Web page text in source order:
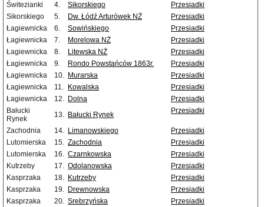
Świtezianki
4. Sikorskiego
Przesiadki
Sikorskiego
5. Dw. Łódź Arturówek NŻ
Przesiadki
Łagiewnicka
6. Sowińskiego
Przesiadki
Łagiewnicka
7. Morelowa NŻ
Przesiadki
Łagiewnicka
8. Litewska NŻ
Przesiadki
Łagiewnicka
9. Rondo Powstańców 1863r.
Przesiadki
Łagiewnicka
10. Murarska
Przesiadki
Łagiewnicka
11. Kowalska
Przesiadki
Łagiewnicka
12. Dolna
Przesiadki
Bałucki
Rynek
13. Bałucki Rynek Przesiadki
Zachodnia 14. Limanowskiego
Przesiadki
Lutomierska
15. Zachodnia
Przesiadki
Lutomierska
16. Czarnkowska
Przesiadki
Kutrzeby
17. Odolanowska
Przesiadki
Kasprzaka
18. Kutrzeby
Przesiadki
Kasprzaka
19. Drewnowska
Przesiadki
Kasprzaka
20. Srebrzyńska
Przesiadki